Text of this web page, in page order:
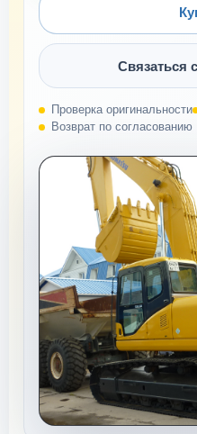
Связаться
Проверка оригинальности
Возврат по согласованию